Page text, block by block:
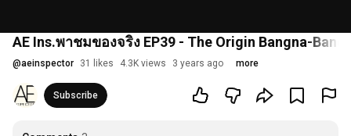
AE Ins.พาชมของจริง EP39 - The Origin Bangna-
@aeinspector 31 likes 4.3K views 3 years ago more
Subscribe